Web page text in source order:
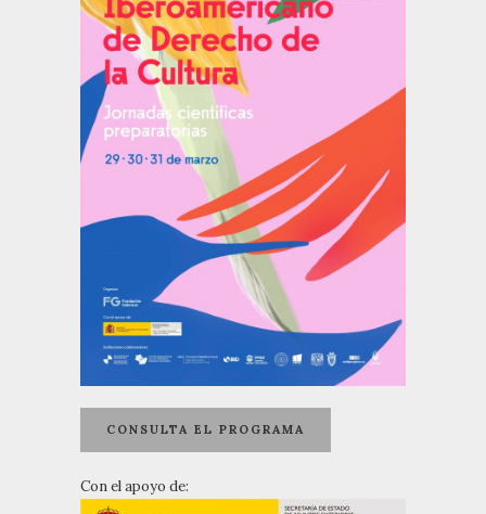
CONSULTA EL PROGRAMA
Con el apoyo de: